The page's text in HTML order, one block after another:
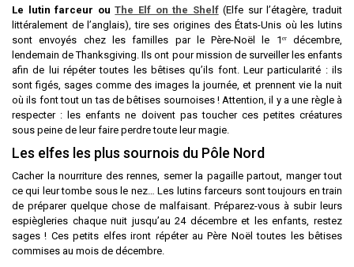
Le lutin farceur ouThe Elf on the Shelf (Elfe sur l’étagère, traduit
littéralement de l’anglais), tire ses origines des États-Unis où les lutins
sont envoyés chez les familles par le Père-Noël le 1ᵉʳ décembre,
lendemain de Thanksgiving. Ils ont pour mission de surveiller les enfants
afin de lui répéter toutes les bêtises qu’ils font. Leur particularité : ils
sont figés, sages comme des images la journée, et prennent vie la nuit
où ils font tout un tas de bêtises sournoises ! Attention, il y a une règle à
respecter : les enfants ne doivent pas toucher ces petites créatures
sous peine de leur faire perdre toute leur magie.
Les elfes les plus sournois du Pôle Nord
Cacher la nourriture des rennes, semer la pagaille partout, manger tout
ce qui leur tombe sous le nez… Les lutins farceurs sont toujours en train
de préparer quelque chose de malfaisant. Préparez-vous à subir leurs
espiègleries chaque nuit jusqu’au 24 décembre et les enfants, restez
sages ! Ces petits elfes iront répéter au Père Noël toutes les bêtises
commises au mois de décembre.